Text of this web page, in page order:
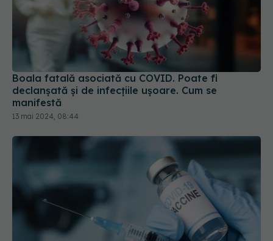
Boala fatală asociată cu COVID. Poate fi
declanșată și de infecțiile ușoare. Cum se
manifestă
13 mai 2024, 08:44